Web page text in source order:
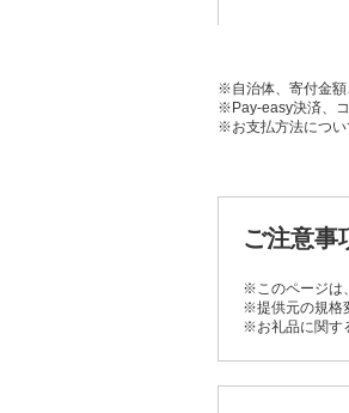
※自治体、寄付金額
※Pay-easy決済、コ
※お支払方法につい
ご注意事
※このページは
※提供元の規格
※お礼品に関す